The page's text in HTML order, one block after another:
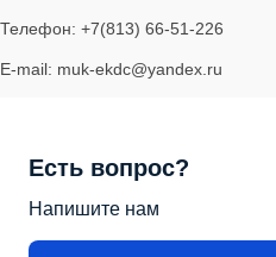
Телефон: +7(813) 66-51-226
E-mail: muk-ekdc@yandex.ru
Есть вопрос?
Напишите нам